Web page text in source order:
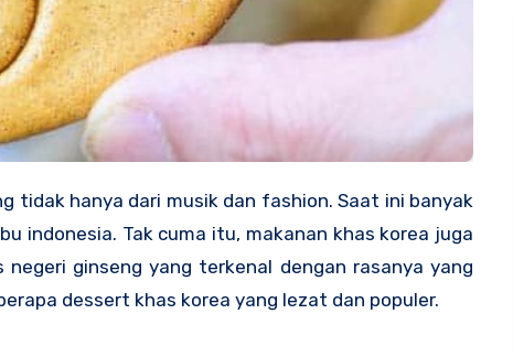
indonesia. Tak cuma itu, makanan khas korea juga
ginseng yang terkenal dengan rasanya yang
dessert khas korea yang lezat dan populer.